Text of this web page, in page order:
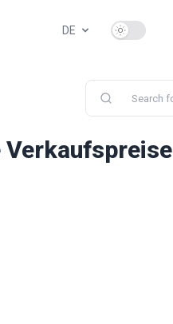
DE Use setting
Verkaufspreise